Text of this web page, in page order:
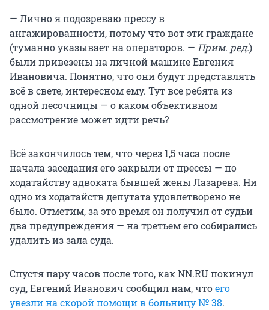
— Лично я подозреваю прессу в
ангажированности, потому что вот эти граждане
(туманно указывает на операторов. — Прим. ред.)
были привезены на личной машине Евгения
Ивановича. Понятно, что они будут представлять
всё в свете, интересном ему. Тут все ребята из
одной песочницы — о каком объективном
рассмотрение может идти речь?
Всё закончилось тем, что через 1,5 часа после
начала заседания его закрыли от прессы — по
ходатайству адвоката бывшей жены Лазарева. Ни
одно из ходатайств депутата удовлетворено не
было. Отметим, за это время он получил от судьи
два предупреждения — на третьем его собирались
удалить из зала суда.
Спустя пару часов после того, как NN.RU покинул
суд, Евгений Иванович сообщил нам, чтоего
увезли на скорой помощи в больницу № 38.